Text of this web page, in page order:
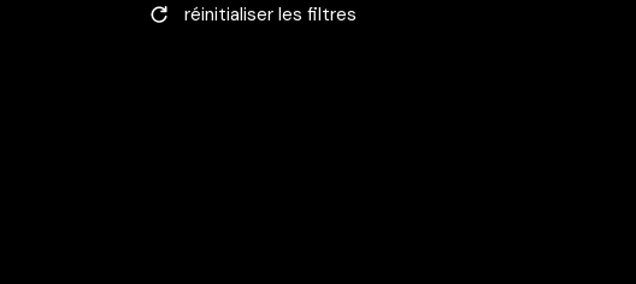
réinitialiser les filtres